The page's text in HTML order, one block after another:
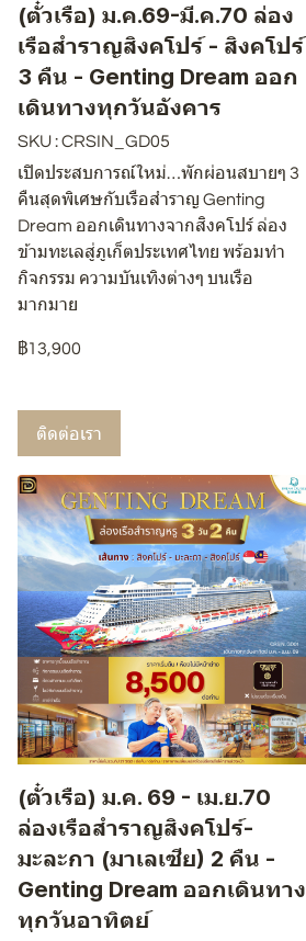
(ตั๋วเรือ) ม.ค.69-มี.ค.70 ล่อง
เรือสำราญสิงคโปร์ - สิงคโปร์
3 คืน - Genting Dream ออก
เดินทางทุกวันอังคาร
SKU : CRSIN_GD05
เปิดประสบการณ์ใหม่…พักผ่อนสบายๆ 3
คืนสุดพิเศษกับเรือสำราญ Genting
Dream ออกเดินทางจากสิงคโปร์ ล่อง
ข้ามทะเลสู่ภูเก็ตประเทศไทย พร้อมทำ
กิจกรรม ความบันเทิงต่างๆ บนเรือ
มากมาย
฿13,900
ติดต่อเรา
(ตั๋วเรือ) ม.ค. 69 - เม.ย.70
ล่องเรือสำราญสิงคโปร์-
มะละกา (มาเลเซีย) 2 คืน -
Genting Dream ออกเดินทาง
ทุกวันอาทิตย์